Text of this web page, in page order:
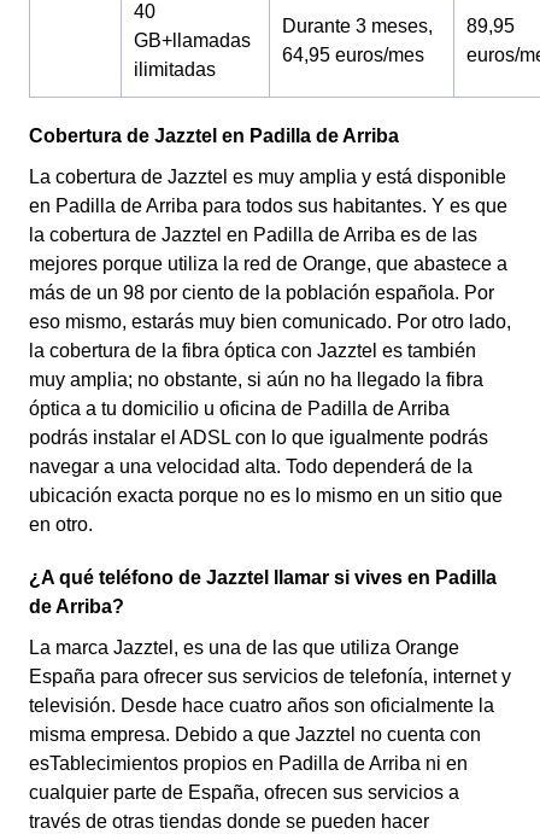
40
GB+llamadas
ilimitadas
Durante 3 meses,
64,95 euros/mes
89,95
euros/
Cobertura de Jazztel en Padilla de Arriba
La cobertura de Jazztel es muy amplia y está disponible
en Padilla de Arriba para todos sus habitantes. Y es que
la cobertura de Jazztel en Padilla de Arriba es de las
mejores porque utiliza la red de Orange, que abastece a
más de un 98 por ciento de la población española. Por
eso mismo, estarás muy bien comunicado. Por otro lado,
la cobertura de la fibra óptica con Jazztel es también
muy amplia; no obstante, si aún no ha llegado la fibra
óptica a tu domicilio u oficina de Padilla de Arriba
podrás instalar el ADSL con lo que igualmente podrás
navegar a una velocidad alta. Todo dependerá de la
ubicación exacta porque no es lo mismo en un sitio que
en otro.
¿A qué teléfono de Jazztel llamar si vives en Padilla
de Arriba?
La marca Jazztel, es una de las que utiliza Orange
España para ofrecer sus servicios de telefonía, internet y
televisión. Desde hace cuatro años son oficialmente la
misma empresa. Debido a que Jazztel no cuenta con
esTablecimientos propios en Padilla de Arriba ni en
cualquier parte de España, ofrecen sus servicios a
través de otras tiendas donde se pueden hacer